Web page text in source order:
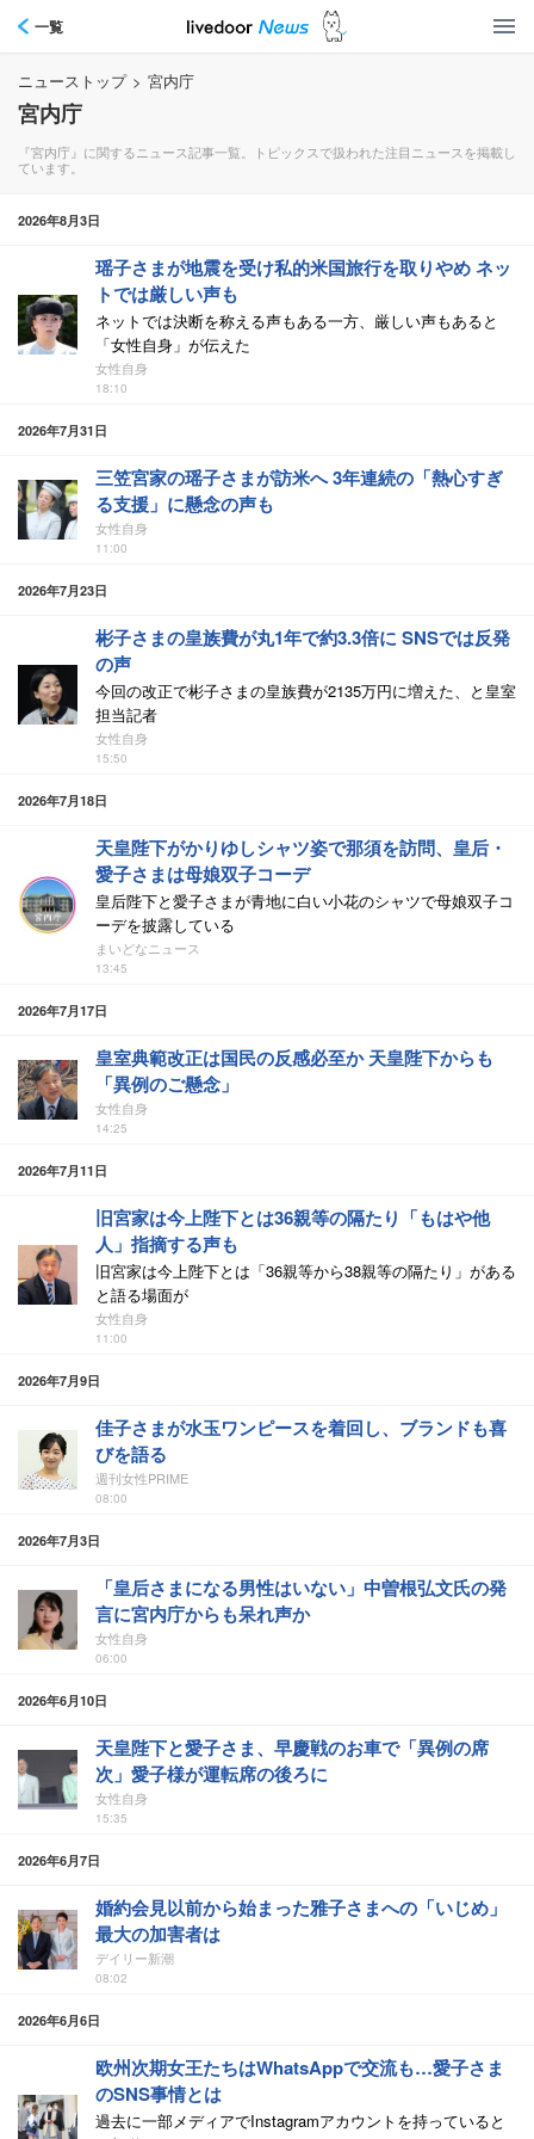
一覧
ニューストップ > 宮内庁
宮内庁
『宮内庁』に関するニュース記事一覧。トピックスで扱われた注目ニュースを掲載し
ています。
2026年8月3日
瑶子さまが地震を受け私的米国旅行を取りやめ ネッ
トでは厳しい声も
ネットでは決断を称える声もある一方、厳しい声もあると
「女性自身」が伝えた
女性自身
18:10
2026年7月31日
三笠宮家の瑶子さまが訪米へ 3年連続の「熱心すぎ
る支援」に懸念の声も
女性自身
11:00
2026年7月23日
彬子さまの皇族費が丸1年で約3.3倍に SNSでは反発
の声
今回の改正で彬子さまの皇族費が2135万円に増えた、と皇室
担当記者
女性自身
15:50
2026年7月18日
天皇陛下がかりゆしシャツ姿で那須を訪問、皇后・
愛子さまは母娘双子コーデ
皇后陛下と愛子さまが青地に白い小花のシャツで母娘双子コ
ーデを披露している
まいどなニュース
13:45
2026年7月17日
皇室典範改正は国民の反感必至か 天皇陛下からも
「異例のご懸念」
女性自身
14:25
2026年7月11日
旧宮家は今上陛下とは36親等の隔たり「もはや他
人」指摘する声も
旧宮家は今上陛下とは「36親等から38親等の隔たり」がある
と語る場面が
女性自身
11:00
2026年7月9日
佳子さまが水玉ワンピースを着回し、ブランドも喜
びを語る
週刊女性PRIME
08:00
2026年7月3日
「皇后さまになる男性はいない」中曽根弘文氏の発
言に宮内庁からも呆れ声か
女性自身
06:00
2026年6月10日
天皇陛下と愛子さま、早慶戦のお車で「異例の席
次」愛子様が運転席の後ろに
女性自身
15:35
2026年6月7日
婚約会見以前から始まった雅子さまへの「いじめ」
最大の加害者は
デイリー新潮
08:02
2026年6月6日
欧州次期女王たちはWhatsAppで交流も…愛子さま
のSNS事情とは
過去に一部メディアでInstagramアカウントを持っていると